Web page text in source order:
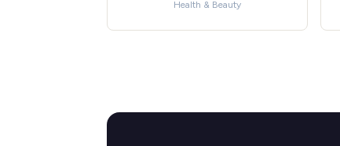
Health & Beauty